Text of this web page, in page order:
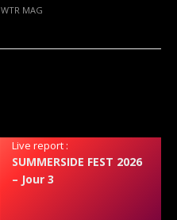
WTR MAG
Live report :
SUMMERSIDE FEST 2026
– Jour 3